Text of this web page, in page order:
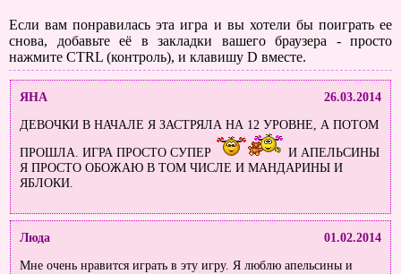
Если вам понравилась эта игра и вы хотели бы поиграть ее
снова, добавьте её в закладки вашего браузера - просто
нажмите CTRL (контроль), и клавишу D вместе.
ЯНА
26.03.2014
ДЕВОЧКИ В НАЧАЛЕ Я ЗАСТРЯЛА НА 12 УРОВНЕ, А ПОТОМ
ПРОШЛА. ИГРА ПРОСТО СУПЕР
И АПЕЛЬСИНЫ
Я ПРОСТО ОБОЖАЮ В ТОМ ЧИСЛЕ И МАНДАРИНЫ И
ЯБЛОКИ.
Люда
01.02.2014
Мне очень нравится играть в эту игру. Я люблю апельсины и